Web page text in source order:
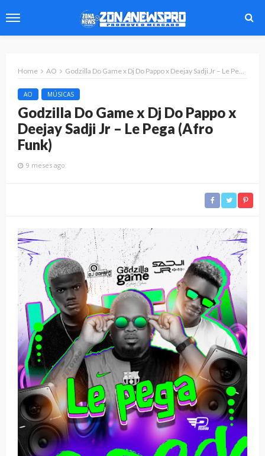
Home AO Godzilla Do Game x Dj Do Pappo x Deejay Sadji Jr – Le Pega (Afro Funk)
AO MÚSICAS
Godzilla Do Game x Dj Do Pappo x
Deejay Sadji Jr – Le Pega (Afro
Funk)
9 meses ago